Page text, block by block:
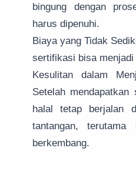
bingung dengan
harus dipenuhi.
Biaya yang Tidak
sertifikasi bisa
Kesulitan dalam
Setelah
halal tetap berjalan
tantangan,
berkembang.